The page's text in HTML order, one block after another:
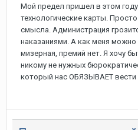
Мой предел пришел в этом
технологические карты.
смысла. Администрация
наказаниями. А как меня можно
мизерная, премий нет. Я хочу
никому не нужных
который нас ОБЯЗЫВАЕТ вести